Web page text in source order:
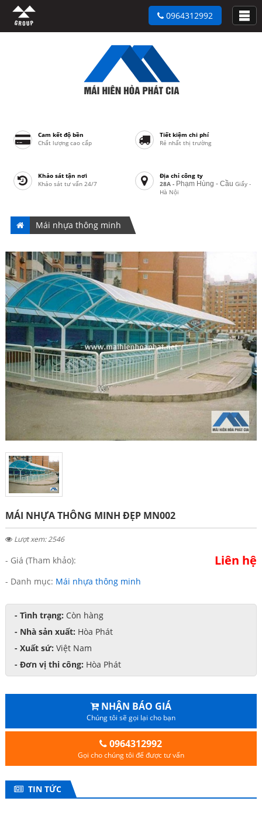
Cam kết độ bền
Chất lượng cao cấp
Tiết kiệm chi phí
Rẻ nhất thị trường
Khảo sát tận nơi
Khảo sát tư vấn 24/7
Địa chỉ công ty
28A - Phạm Hùng - Cầu Giấy -
Hà Nội
0964312992
Mái nhựa thông minh
MÁI NHỰA THÔNG MINH ĐẸP MN002
Lượt xem: 2546
- Giá (Tham khảo): Liên hệ
- Danh mục: Mái nhựa thông minh
- Tình trạng: Còn hàng
- Nhà sản xuất: Hòa Phát
- Xuất sứ: Việt Nam
- Đơn vị thi công: Hòa Phát
NHẬN BÁO GIÁ
Chúng tôi sẽ gọi lại cho bạn
0964312992
Gọi cho chúng tôi để được tư vấn
TIN TỨC